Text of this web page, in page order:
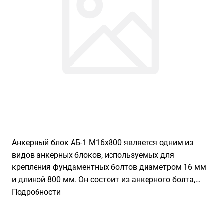
Анкерный блок АБ-1 М16х800 является одним из
видов анкерных блоков, используемых для
крепления фундаментных болтов диаметром 16 мм
и длиной 800 мм. Он состоит из анкерного болта,
который устанавливается в отверстие в фундаменте
Подробности